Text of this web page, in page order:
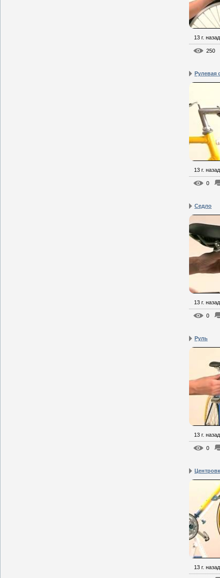
13 г. назад
250
Рулевая
13 г. назад
0
Седло
13 г. назад
0
Руль
13 г. назад
0
13 г. назад